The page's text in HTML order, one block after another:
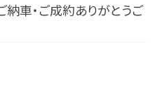
Shop Info.
納車・ご成約ありがとうご